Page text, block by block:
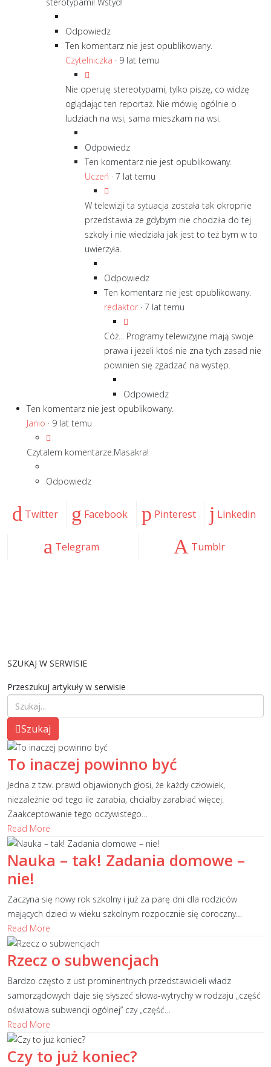
Odpowiedz
Ten komentarz nie jest opublikowany.
Czytelniczka · 9 lat temu
Nie operuję stereotypami, tylko piszę, co widzę
oglądając ten reportaż. Nie mówię ogólnie o
ludziach na wsi, sama mieszkam na wsi.
Odpowiedz
Ten komentarz nie jest opublikowany.
Uczeń · 7 lat temu
W telewizji ta sytuacja została tak okropnie
przedstawia ze gdybym nie chodziła do tej
szkoły i nie wiedziała jak jest to też bym w to
uwierzyła.
Odpowiedz
Ten komentarz nie jest opublikowany.
redaktor · 7 lat temu
Cóż... Programy telewizyjne mają swoje
prawa i jeżeli ktoś nie zna tych zasad nie
powinien się zgadzać na występ.
Odpowiedz
Ten komentarz nie jest opublikowany.
Janio · 9 lat temu
Czytalem komentarze.Masakra!
Odpowiedz
Twitter Facebook Pinterest Linkedin
Telegram Tumblr
SZUKAJ W SERWISIE
Przeszukuj artykuły w serwisie
Szukaj
To inaczej powinno być
Jedna z tzw. prawd objawionych głosi, że każdy człowiek,
niezależnie od tego ile zarabia, chciałby zarabiać więcej.
Zaakceptowanie tego oczywistego…
Read More
Nauka – tak! Zadania domowe –
nie!
Zaczyna się nowy rok szkolny i już za parę dni dla rodziców
mających dzieci w wieku szkolnym rozpocznie się coroczny…
Read More
Rzecz o subwencjach
Bardzo często z ust prominentnych przedstawicieli władz
samorządowych daje się słyszeć słowa-wytrychy w rodzaju „część
oświatowa subwencji ogólnej” czy „część…
Read More
Czy to już koniec?